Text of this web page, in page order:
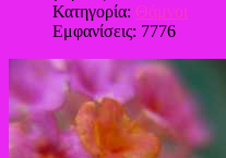
Κατηγορία: Θάμνοι
Εμφανίσεις: 7776